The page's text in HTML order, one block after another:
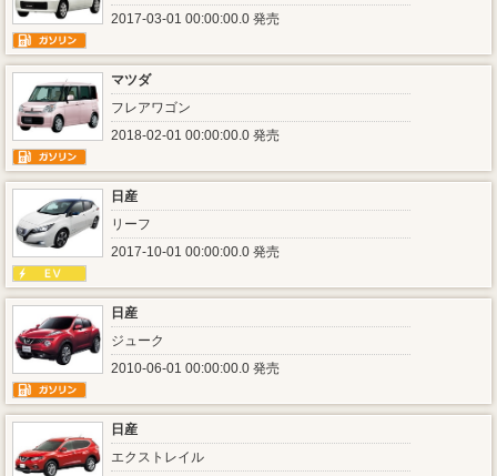
2017-03-01 00:00:00.0 発売
マツダ
フレアワゴン
2018-02-01 00:00:00.0 発売
日産
リーフ
2017-10-01 00:00:00.0 発売
日産
ジューク
2010-06-01 00:00:00.0 発売
日産
エクストレイル